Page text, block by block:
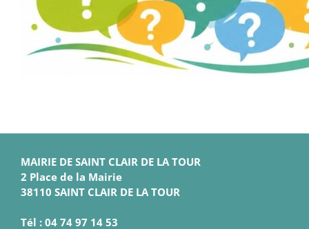
MAIRIE DE SAINT CLAIR DE LA TOUR
2 Place de la Mairie
38110 SAINT CLAIR DE LA TOUR
Tél : 04 74 97 14 53